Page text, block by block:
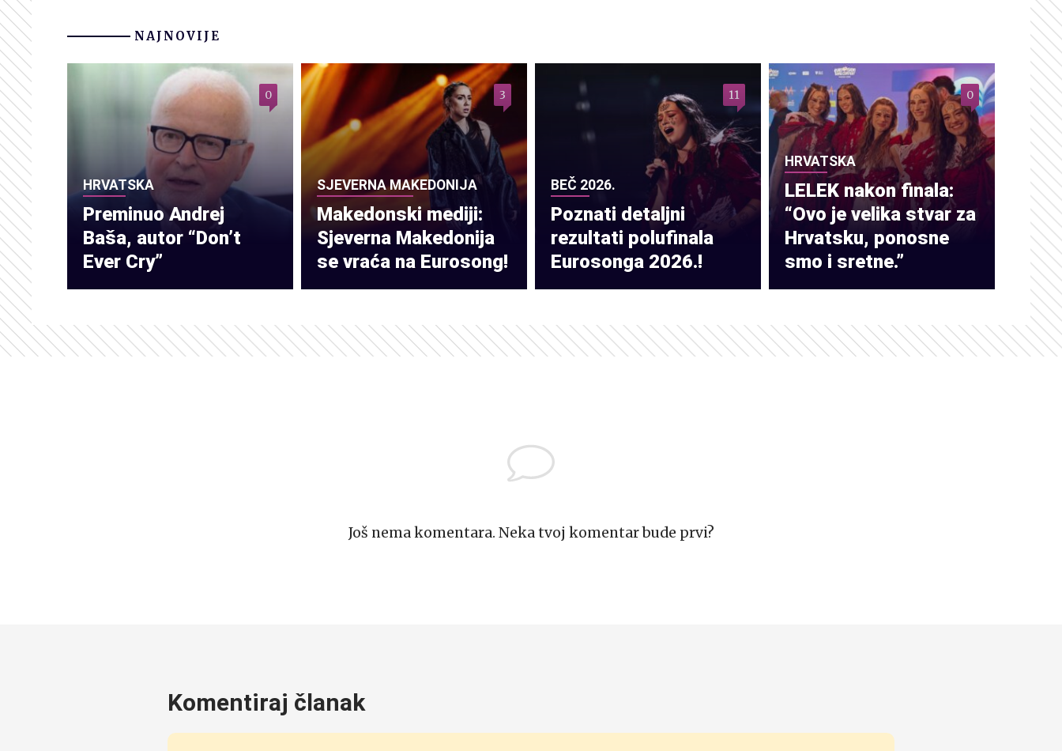
NAJNOVIJE
HRVATSKA
Preminuo Andrej
Baša, autor “Don’t
Ever Cry”
0
SJEVERNA MAKEDONIJA
Makedonski mediji:
Sjeverna Makedonija
se vraća na Eurosong!
3
BEČ 2026.
Poznati detaljni
rezultati polufinala
Eurosonga 2026.!
11
HRVATSKA
LELEK nakon finala:
“Ovo je velika stvar za
Hrvatsku, ponosne
smo i sretne.”
0
Još nema komentara. Neka tvoj komentar bude prvi?
Komentiraj članak